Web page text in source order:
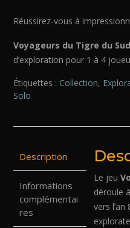
Réussirez-vous à
Voyageurs du Tigre du Sud
d’exploration pour 1 à 4
Étiquettes : Collection,
Solo
Description
Informations
complémentai
res
Le jeu
déroule
vers